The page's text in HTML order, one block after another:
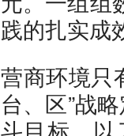
践的扎实成
营商环境只
台、区”战
斗目标，以